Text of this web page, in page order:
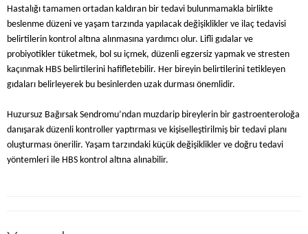
Hastalığı tamamen ortadan kaldıran bir tedavi bulunmamakla birlikte
beslenme düzeni ve yaşam tarzında yapılacak değişiklikler ve ilaç tedavisi
belirtilerin kontrol altına alınmasına yardımcı olur. Lifli gıdalar ve
probiyotikler tüketmek, bol su içmek, düzenli egzersiz yapmak ve stresten
kaçınmak HBS belirtilerini hafifletebilir. Her bireyin belirtilerini tetikleyen
gıdaları belirleyerek bu besinlerden uzak durması önemlidir.
Huzursuz Bağırsak Sendromu’ndan muzdarip bireylerin bir gastroenteroloğa
danışarak düzenli kontroller yaptırması ve kişiselleştirilmiş bir tedavi planı
oluşturması önerilir. Yaşam tarzındaki küçük değişiklikler ve doğru tedavi
yöntemleri ile HBS kontrol altına alınabilir.